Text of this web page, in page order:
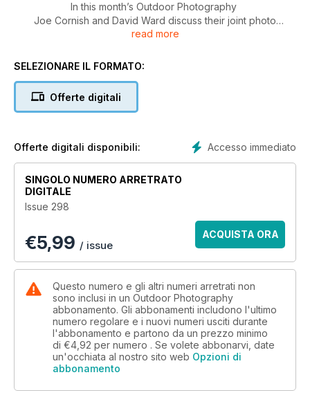
In this month’s Outdoor Photography
Joe Cornish and David Ward discuss their joint photo
exhibition
District
David Lloyd’s pure and simple approach to wildlife
Outdoor skills: reading the weather
Cover image © Drew Buckley
read more
SELEZIONARE IL FORMATO:
Offerte digitali
Accesso immediato
Offerte digitali disponibili:
SINGOLO NUMERO ARRETRATO
DIGITALE
Issue 298
€5,99 / issue
ACQUISTA ORA
Questo numero e gli altri numeri arretrati non
sono inclusi in un Outdoor Photography
abbonamento. Gli abbonamenti includono l'ultimo
numero regolare e i nuovi numeri usciti durante
l'abbonamento e partono da un prezzo minimo
di €4,92 per numero . Se volete abbonarvi, date
un'occhiata al nostro sito web Opzioni di
abbonamento